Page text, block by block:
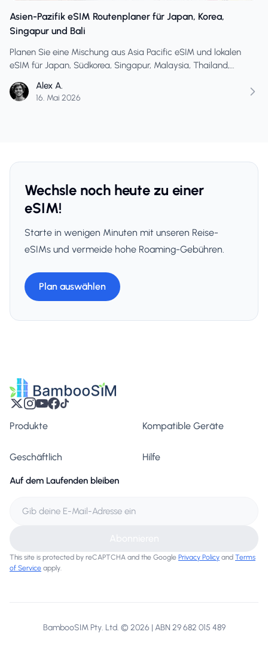
Asien-Pazifik eSIM Routenplaner für Japan, Korea,
Singapur und Bali
Planen Sie eine Mischung aus Asia Pacific eSIM und lokalen
eSIM für Japan, Südkorea, Singapur, Malaysia, Thailand,
Alex A.
16. Mai 2026
Wechsle noch heute zu einer
eSIM!
Starte in wenigen Minuten mit unseren Reise-
eSIMs und vermeide hohe Roaming-Gebühren.
Plan auswählen
Produkte Kompatible Geräte
Geschäftlich Hilfe
Auf dem Laufenden bleiben
This site is protected by reCAPTCHA and the Google Privacy Policy and Terms
of Service apply.
BambooSIM Pty. Ltd. © 2026 | ABN 29 682 015 489